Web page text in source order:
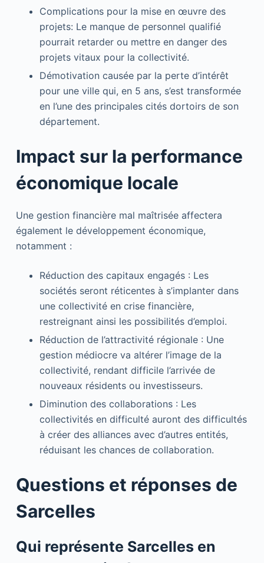
Complications pour la mise en œuvre des
projets: Le manque de personnel qualifié
pourrait retarder ou mettre en danger des
projets vitaux pour la collectivité.
Démotivation causée par la perte d’intérêt
pour une ville qui, en 5 ans, s’est transformée
en l’une des principales cités dortoirs de son
département.
Impact sur la performance
économique locale
Une gestion financière mal maîtrisée affectera
également le développement économique,
notamment :
Réduction des capitaux engagés : Les
sociétés seront réticentes à s’implanter dans
une collectivité en crise financière,
restreignant ainsi les possibilités d’emploi.
Réduction de l’attractivité régionale : Une
gestion médiocre va altérer l’image de la
collectivité, rendant difficile l’arrivée de
nouveaux résidents ou investisseurs.
Diminution des collaborations : Les
collectivités en difficulté auront des difficultés
à créer des alliances avec d’autres entités,
réduisant les chances de collaboration.
Questions et réponses de
Sarcelles
Qui représente Sarcelles en